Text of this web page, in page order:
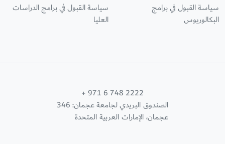
سياسة القبول في برامج
البكالوريوس
سياسة القبول في برامج الدراسات
العليا
+ 971 6 748 2222
الصندوق البريدي لجامعة عجمان: 346
عجمان، الإمارات العربية المتحدة